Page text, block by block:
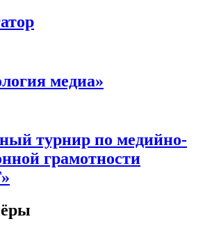
медиа»
турнир по медийно-
грамотности